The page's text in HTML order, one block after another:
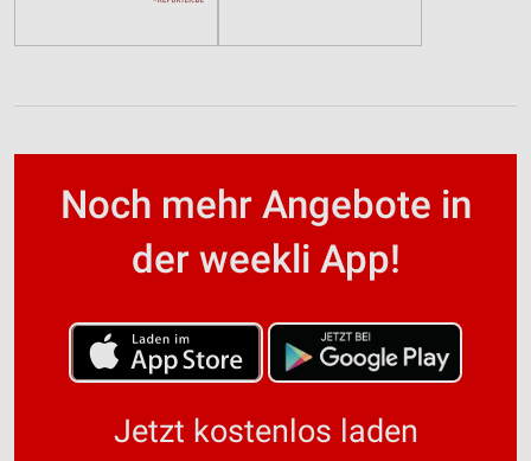
Noch mehr Angebote in
der weekli App!
Jetzt kostenlos laden